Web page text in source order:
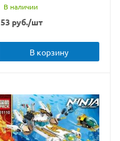
В наличии
53 руб./шт
В корзину